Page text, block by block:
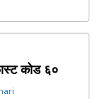
कोड ६०